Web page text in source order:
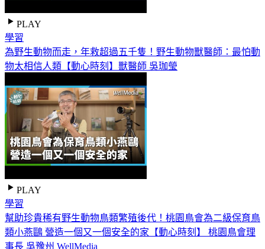
PLAY
學習
為野生動物而走，年救超過五千隻！野生動物獸醫師：最怕動
物太相信人類【動心時刻】獸醫師 吳珈瑩
PLAY
學習
幫助珍貴稀有野生動物鳥類繁殖後代！桃園鳥會為二級保育鳥
類小燕鷗 營造一個又一個安全的家【動心時刻】 桃園鳥會理
事長 吳豫州 WellMedia